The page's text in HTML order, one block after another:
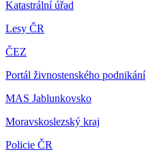
Katastrální úřad
Lesy ČR
ČEZ
Portál živnostenského podnikání
MAS Jablunkovsko
Moravskoslezský kraj
Policie ČR